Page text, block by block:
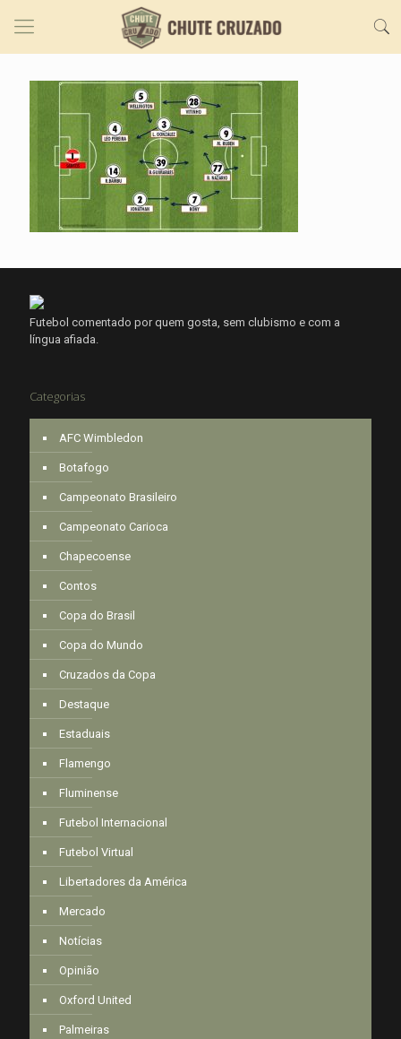
Futebol comentado por quem gosta, sem clubismo e com a
língua afiada.
Categorias
AFC Wimbledon
Botafogo
Campeonato Brasileiro
Campeonato Carioca
Chapecoense
Contos
Copa do Brasil
Copa do Mundo
Cruzados da Copa
Destaque
Estaduais
Flamengo
Fluminense
Futebol Internacional
Futebol Virtual
Libertadores da América
Mercado
Notícias
Opinião
Oxford United
Palmeiras